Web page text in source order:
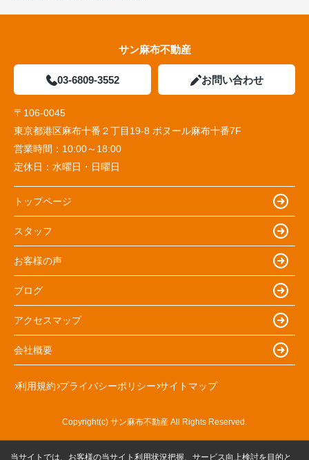
サン麻布不動産
03-6809-3552 お問い合わせ
〒106-0045
東京都港区麻布十番２丁目19-8 ボヌール麻布十番7F
営業時間： 10:00～18:00
定休日： 水曜日・日曜日
トップページ
スタッフ
お客様の声
ブログ
アクセスマップ
会社概要
利用規約 プライバシーポリシー サイトマップ
Copyright(c) サン麻布不動産 All Rights Reserved.
当サイトでは、お客様の当サイト利用状況把握、サービス向上検討を目的と